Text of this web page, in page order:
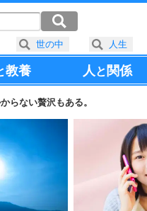
教養 人と 関係
らない贅沢もある。
世の中 人生